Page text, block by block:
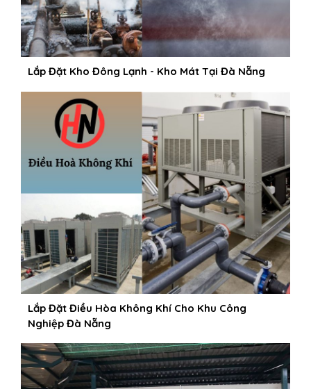
Lắp Đặt Kho Đông Lạnh - Kho Mát Tại Đà Nẵng
Lắp Đặt Điều Hòa Không Khí Cho Khu Công
Nghiệp Đà Nẵng